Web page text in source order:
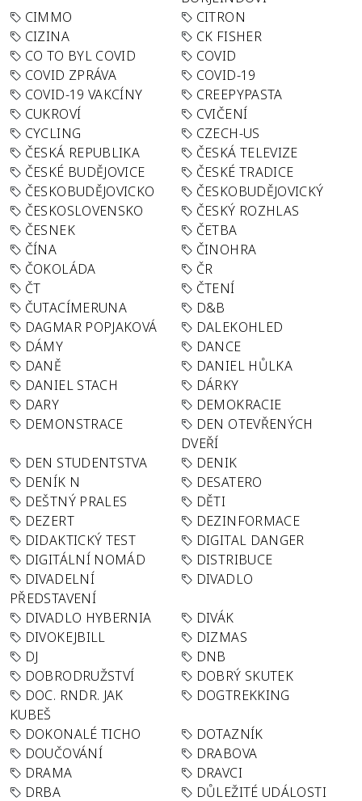
CIMMO
CITRON
CIZINA
CK FISHER
CO TO BYL COVID
COVID
COVID ZPRÁVA
COVID-19
COVID-19 VAKCÍNY
CREEPYPASTA
CUKROVÍ
CVIČENÍ
CYCLING
CZECH-US
ČESKÁ REPUBLIKA
ČESKÁ TELEVIZE
ČESKÉ BUDĚJOVICE
ČESKÉ TRADICE
ČESKOBUDĚJOVICKO
ČESKOBUDĚJOVICKÝ
ČESKOSLOVENSKO
ČESKÝ ROZHLAS
ČESNEK
ČETBA
ČÍNA
ČINOHRA
ČOKOLÁDA
ČR
ČT
ČTENÍ
ČUTACÍMERUNA
D&B
DAGMAR POPJAKOVÁ
DALEKOHLED
DÁMY
DANCE
DANĚ
DANIEL HŮLKA
DANIEL STACH
DÁRKY
DARY
DEMOKRACIE
DEMONSTRACE
DEN OTEVŘENÝCH
DVEŘÍ
DEN STUDENTSTVA
DENIK
DENÍK N
DESATERO
DEŠTNÝ PRALES
DĚTI
DEZERT
DEZINFORMACE
DIDAKTICKÝ TEST
DIGITAL DANGER
DIGITÁLNÍ NOMÁD
DISTRIBUCE
DIVADELNÍ
PŘEDSTAVENÍ
DIVADLO
DIVADLO HYBERNIA
DIVÁK
DIVOKEJBILL
DIZMAS
DJ
DNB
DOBRODRUŽSTVÍ
DOBRÝ SKUTEK
DOC. RNDR. JAK
KUBEŠ
DOGTREKKING
DOKONALÉ TICHO
DOTAZNÍK
DOUČOVÁNÍ
DRABOVA
DRAMA
DRAVCI
DRBA
DŮLEŽITÉ UDÁLOSTI